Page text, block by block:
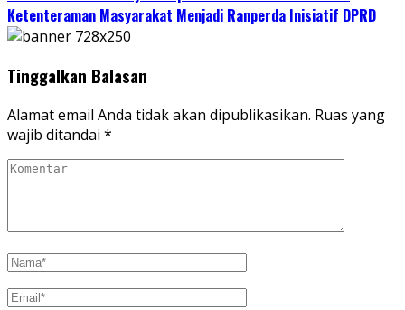
Ketenteraman Masyarakat Menjadi Ranperda Inisiatif DPRD
Tinggalkan Balasan
Alamat email Anda tidak akan dipublikasikan. Ruas yang
wajib ditandai *